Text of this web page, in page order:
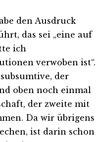
den Ausdruck
das sei „eine auf
ich
verwoben ist“.
der
oben noch einmal
der zweite mit
Da wir übrigens
ist darin schon